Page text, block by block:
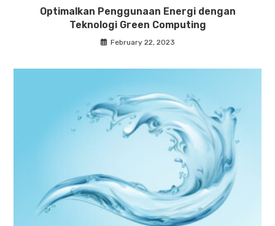
Optimalkan Penggunaan Energi dengan
Teknologi Green Computing
February 22, 2023